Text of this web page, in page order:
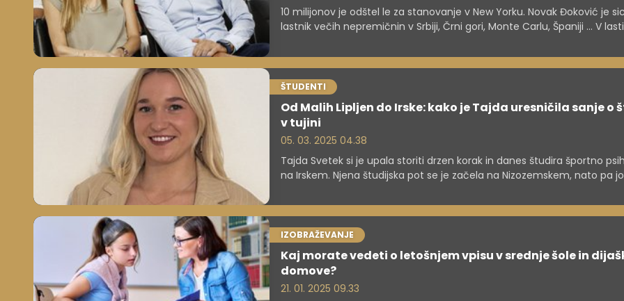
10 milijonov je odštel le za stanovanje v New Yorku. Novak Đoković je
lastnik večih nepremičnin v Srbiji, Črni gori, Monte Carlu, Španiji ... V
ŠTUDENTI
Od Malih Lipljen do Irske: kako je Tajda uresničila sanje o
v tujini
05. 03. 2025 04.38
Tajda Svetek si je upala storiti drzen korak in danes študira športno
na Irskem. Njena študijska pot se je začela na Nizozemskem, nato pa
financiranje študija, katere so ključne razlike med Slovenijo in tujino ter
svetuje študentom, ki razmišljajo o odhodu.
IZOBRAŽEVANJE
Kaj morate vedeti o letošnjem vpisu v srednje šole in
domove?
21. 01. 2025 09.33